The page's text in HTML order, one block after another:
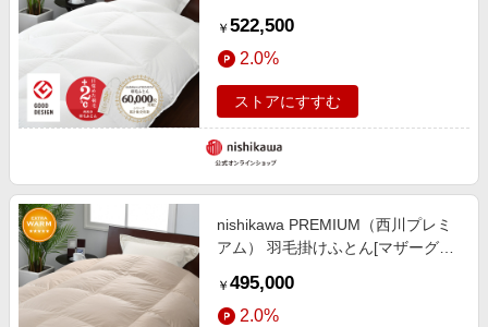
後発送商品】
￥ 522,500
2.0%
ストアにすすむ
nishikawa PREMIUM（西川プレミ
アム） 羽毛掛けふとん[マザーグー
￥ 495,000
2.0%